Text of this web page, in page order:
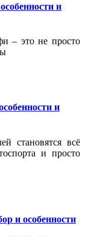
и
– это не просто
и
становятся всё
и просто
и особенности